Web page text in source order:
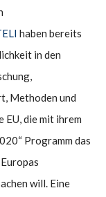
haben bereits
in den
Methoden und
die mit ihrem
Programm das
will. Eine